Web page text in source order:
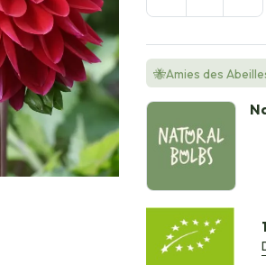
🐝Amies des